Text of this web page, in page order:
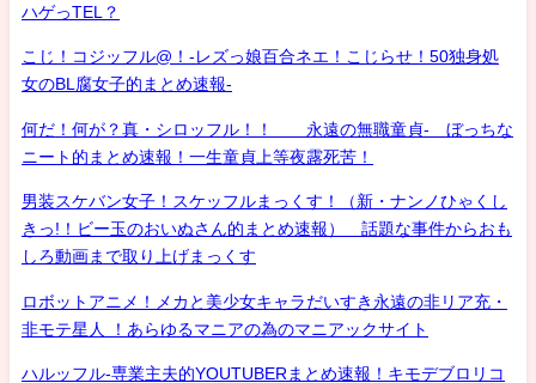
ハゲっTEL？
こじ！コジッフル@！-レズっ娘百合ネエ！こじらせ！50独身処
女のBL腐女子的まとめ速報-
何だ！何が？真・シロッフル！！ 永遠の無職童貞- ぼっちな
ニート的まとめ速報！一生童貞上等夜露死苦！
男装スケバン女子！スケッフルまっくす！（新・ナンノひゃくし
きっ!！ビー玉のおいぬさん的まとめ速報） 話題な事件からおも
しろ動画まで取り上げまっくす
ロボットアニメ！メカと美少女キャラだいすき永遠の非リア充・
非モテ星人 ！あらゆるマニアの為のマニアックサイト
ハルッフル-専業主夫的YOUTUBERまとめ速報！キモデブロリコ